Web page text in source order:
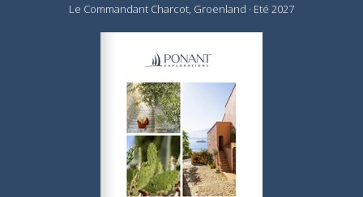
Le Commandant Charcot, Groenland · Eté 2027